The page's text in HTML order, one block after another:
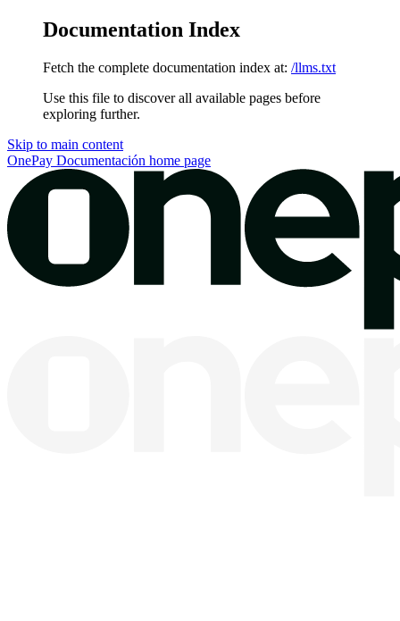
Documentation Index
Fetch the complete documentation index at: /llms.txt
Use this file to discover all available pages before
exploring further.
Skip to main content
OnePay Documentación home page